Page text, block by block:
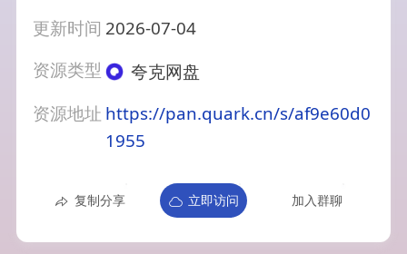
更新时间 2026-07-04
资源类型
夸克网盘
资源地址 https://pan.quark.cn/s/af9e60d0
1955
复制分享 立即访问 加入群聊